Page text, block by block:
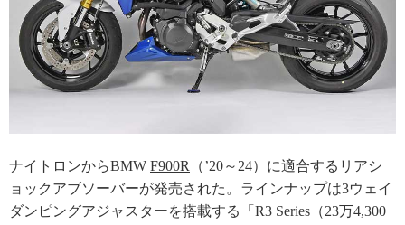
ナイトロンからBMW F900R
（’20～24）に適合するリアシ
ョックアブソーバーが発売された。ラインナップは3ウェイ
ダンピングアジャスターを搭載する「R3 Series（23万4,300